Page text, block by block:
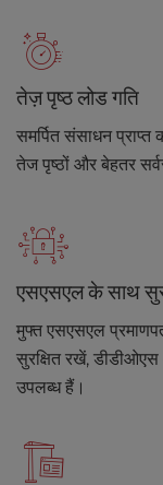
तेज़ पृष्ठ लोड गति
समर्पित संसाधन
तेज पृष्ठों और बेहतर
एसएसएल के साथ
मुफ्त एसएसएल
सुरक्षित रखें,
उपलब्ध हैं।